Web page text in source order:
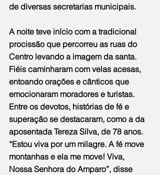
de diversas secretarias municipais.
A noite teve início com a tradicional
procissão que percorreu as ruas do
Centro levando a imagem da santa.
Fiéis caminharam com velas acesas,
entoando orações e cânticos que
emocionaram moradores e turistas.
Entre os devotos, histórias de fé e
superação se destacaram, como a da
aposentada Tereza Silva, de 78 anos.
“Estou viva por um milagre. A fé move
montanhas e ela me move! Viva,
Nossa Senhora do Amparo”, disse